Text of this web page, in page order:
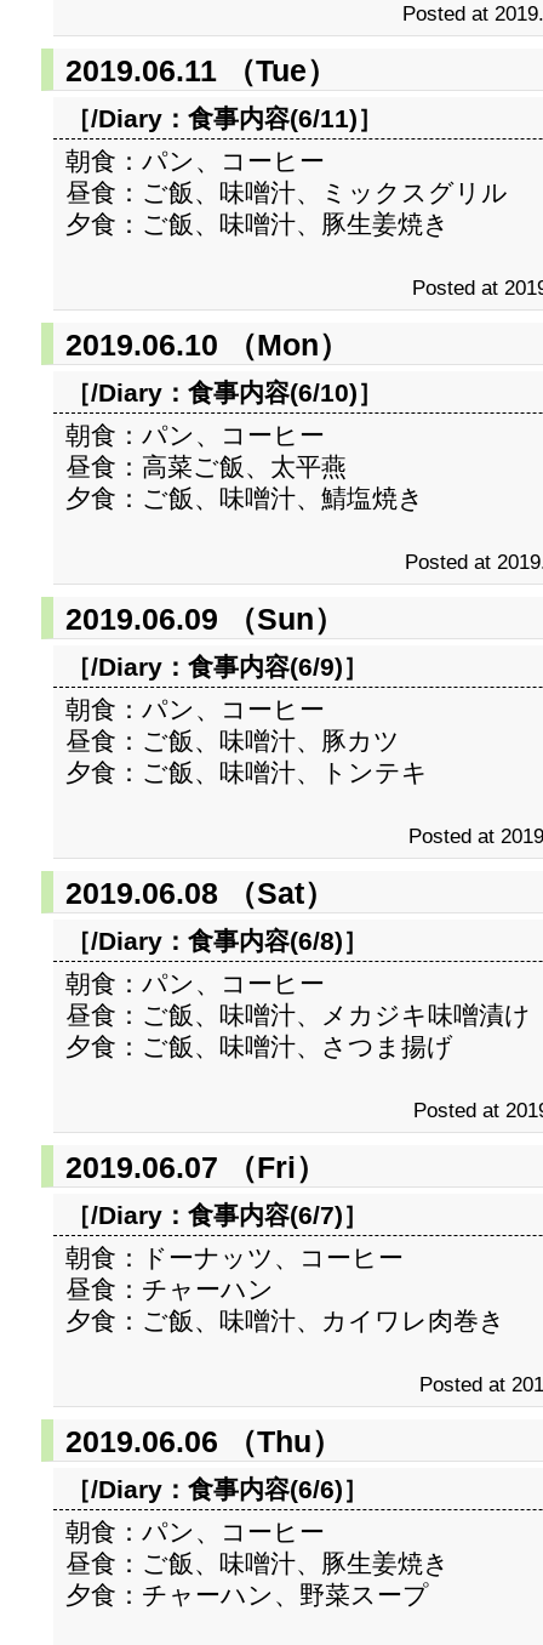
Posted at
2019.06.11 （Tue）
［/Diary： 食事内容(6/11)］
朝食：パン、コーヒー
昼食：ご飯、味噌汁、ミックスグリル
夕食：ご飯、味噌汁、豚生姜焼き
Posted at
2019.06.10 （Mon）
［/Diary： 食事内容(6/10)］
朝食：パン、コーヒー
昼食：高菜ご飯、太平燕
夕食：ご飯、味噌汁、鯖塩焼き
Posted at
2019.06.09 （Sun）
［/Diary： 食事内容(6/9)］
朝食：パン、コーヒー
昼食：ご飯、味噌汁、豚カツ
夕食：ご飯、味噌汁、トンテキ
Posted at
2019.06.08 （Sat）
［/Diary： 食事内容(6/8)］
朝食：パン、コーヒー
昼食：ご飯、味噌汁、メカジキ味噌漬け
夕食：ご飯、味噌汁、さつま揚げ
Posted at
2019.06.07 （Fri）
［/Diary： 食事内容(6/7)］
朝食：ドーナッツ、コーヒー
昼食：チャーハン
夕食：ご飯、味噌汁、カイワレ肉巻き
Posted at
2019.06.06 （Thu）
［/Diary： 食事内容(6/6)］
朝食：パン、コーヒー
昼食：ご飯、味噌汁、豚生姜焼き
夕食：チャーハン、野菜スープ